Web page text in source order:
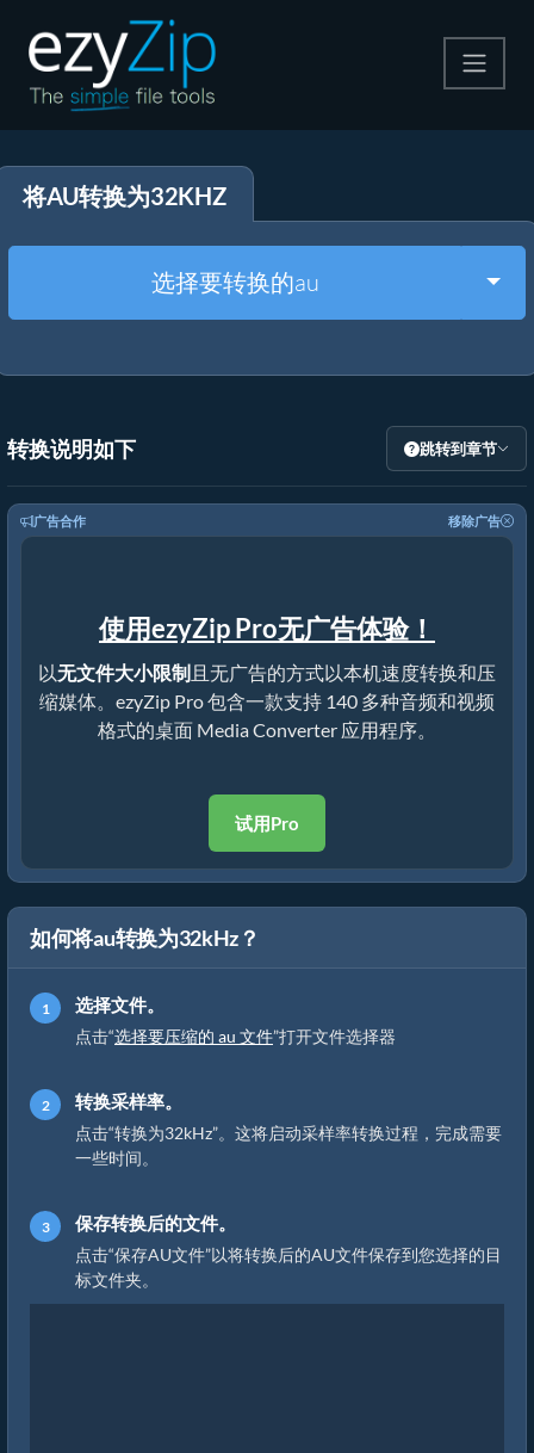
解压
其他工具
将AU转换为32KHZ
选择要转换的au
转换说明如下 跳转到章节
广告合作 移除广告
使用ezyZip Pro无广告体验！
以无文件大小限制且无广告的方式以本机速度转换和压
缩媒体。ezyZip Pro 包含一款支持 140 多种音频和视频
格式的桌面 Media Converter 应用程序。
试用Pro
如何将au转换为32kHz？
选择文件。
点击“选择要压缩的 au 文件”打开文件选择器
转换采样率。
点击“转换为32kHz”。这将启动采样率转换过程，完成需要
一些时间。
保存转换后的文件。
点击“保存AU文件”以将转换后的AU文件保存到您选择的目
标文件夹。